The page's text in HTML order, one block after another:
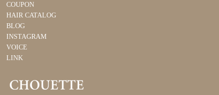
COUPON
HAIR CATALOG
BLOG
INSTAGRAM
VOICE
LINK